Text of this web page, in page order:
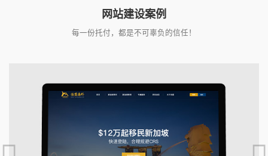
网站建设案例
每一份托付，都是不可辜负的信任！